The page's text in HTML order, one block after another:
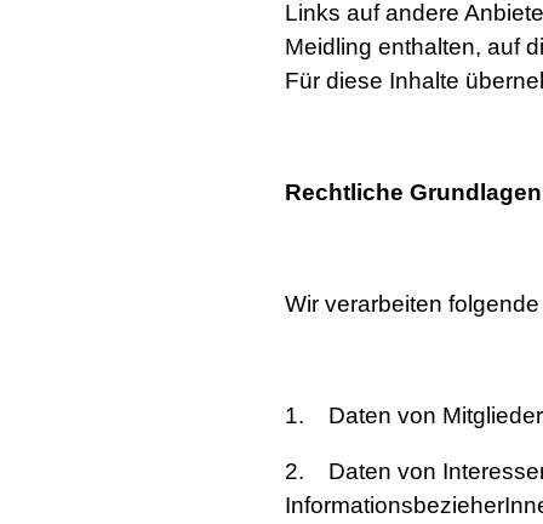
Links auf andere
Meidling enthalten, auf
Für diese Inhalte
Rechtliche
Wir verarbeiten
1. Daten von
2. Daten von